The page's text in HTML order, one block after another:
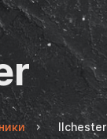
Ilchester